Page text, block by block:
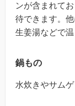
ンが含まれて
待できます。
生姜湯などで温
鍋もの
水炊きやサム